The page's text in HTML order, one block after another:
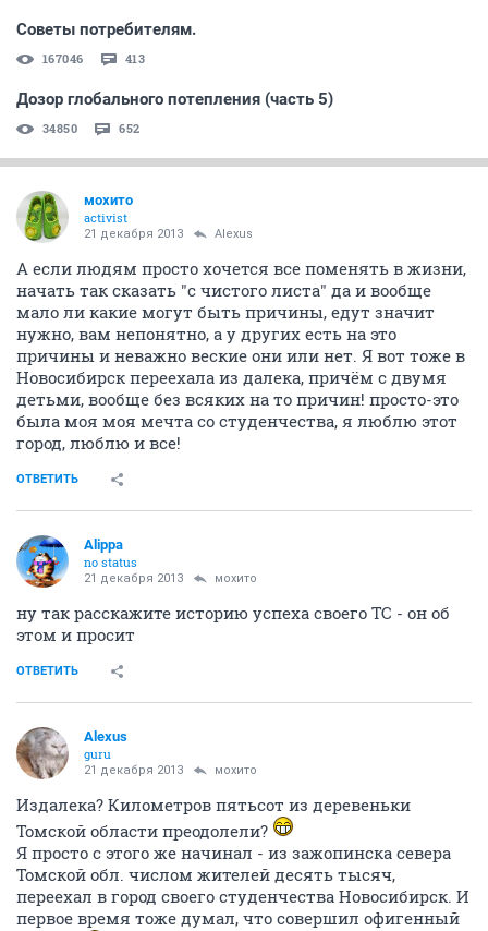
Советы потребителям.
167046 413
Дозор глобального потепления (часть 5)
34850 652
мохито
activist
21 декабря 2013 Alexus
А если людям просто хочется все поменять в жизни,
начать так сказать "с чистого листа" да и вообще
мало ли какие могут быть причины, едут значит
нужно, вам непонятно, а у других есть на это
причины и неважно веские они или нет. Я вот тоже в
Новосибирск переехала из далека, причём с двумя
детьми, вообще без всяких на то причин! просто-это
была моя моя мечта со студенчества, я люблю этот
город, люблю и все!
ОТВЕТИТЬ
Alippa
no status
21 декабря 2013 мохито
ну так расскажите историю успеха своего ТС - он об
этом и просит
ОТВЕТИТЬ
Alexus
guru
21 декабря 2013 мохито
Издалека? Километров пятьсот из деревеньки
Томской области преодолели?
Я просто с этого же начинал - из зажопинска севера
Томской обл. числом жителей десять тысяч,
переехал в город своего студенчества Новосибирск. И
первое время тоже думал, что совершил офигенный